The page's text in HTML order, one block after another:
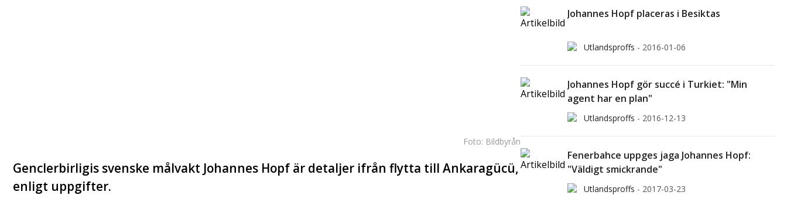
Foto: Bildbyrån
Genclerbirligis svenske målvakt Johannes Hopf är detaljer ifrån flytta till Ankaragücü,
enligt uppgifter.
Johannes Hopf placeras i Besiktas
Utlandsproffs - 2016-01-06
Johannes Hopf gör succé i Turkiet: "Min
agent har en plan"
Utlandsproffs - 2016-12-13
Fenerbahce uppges jaga Johannes Hopf:
"Väldigt smickrande"
Utlandsproffs - 2017-03-23